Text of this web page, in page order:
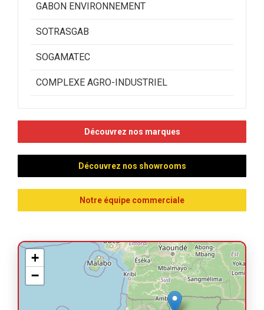
GABON ENVIRONNEMENT
SOTRASGAB
SOGAMATEC
COMPLEXE AGRO-INDUSTRIEL
Découvrez nos marques
Découvrez nos showrooms
Notre équipe commerciale
+
−